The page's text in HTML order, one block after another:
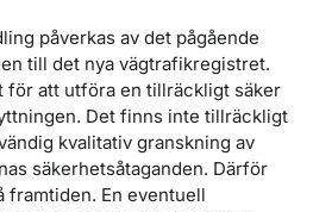
påverkas av det pågående
till det nya vägtrafikregistret.
att utföra en tillräckligt säker
Det finns inte tillräckligt
kvalitativ granskning av
säkerhetsåtaganden. Därför
framtiden. En eventuell